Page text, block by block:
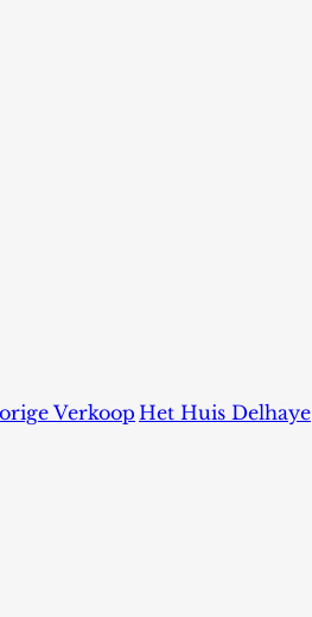
Verkoop Het Huis Delhaye